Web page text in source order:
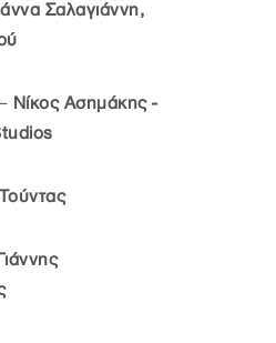
Σαλαγιάννη,
Νίκος Ασημάκης -
Γιάννης